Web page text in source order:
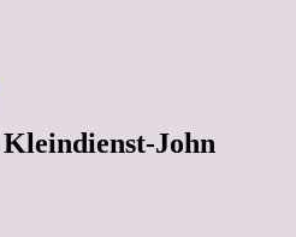
John